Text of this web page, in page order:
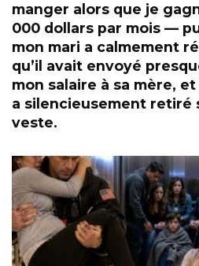
manger alors que je
000 dollars par mois —
mon mari a calmement
qu’il avait envoyé
mon salaire à sa mère, et
a silencieusement retiré
veste.